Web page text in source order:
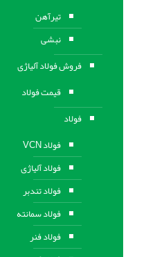
تیرآهن
نبشی
فروش فولاد آلیاژی
قیمت فولاد
فولاد
فولاد VCN
فولاد آلیاژی
فولاد تندبر
فولاد سمانته
فولاد فنر